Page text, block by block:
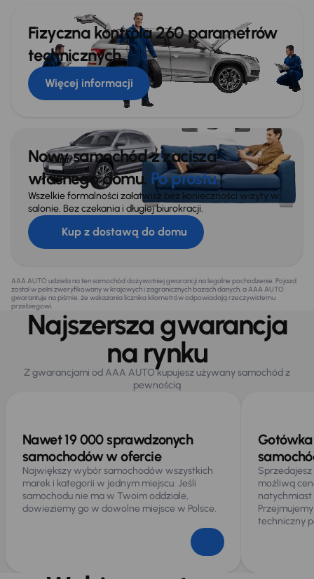
Fizyczna kontrola 260 parametrów
technicznych
Więcej informacji
Nowy samochód z zacisza
własnego domu. Po prostu.
Wszelkie formalności załatwisz bez konieczności wizyty w
salonie. Bez czekania i długiej biurokracji.
Kup z dostawą do domu
AAA AUTO udziela na ten samochód dożywotniej gwarancji na legalne pochodzenie. Pojazd
został w pełni zweryfikowany w krajowych i zagranicznych bazach danych, a AAA AUTO
gwarantuje na piśmie, że wskazania licznika kilometrów odpowiadają rzeczywistemu
przebiegowi.
Najszersza gwarancja
na rynku
Z gwarancjami od AAA AUTO kupujesz używany samochód z
pewnością
Nawet 19 000 sprawdzonych
samochodów w ofercie
Największy wybór samochodów wszystkich
marek i kategorii w jednym miejscu. Jeśli
samochodu nie ma w Twoim oddziale,
dowieziemy go w dowolne miejsce w Polsce.
możliwą
techniczny